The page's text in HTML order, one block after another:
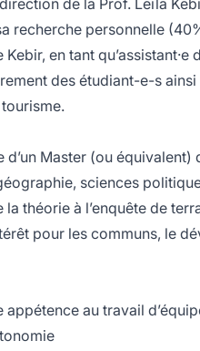
de la Prof. Leïla
recherche personnelle
en tant qu’assistant·e
des étudiant-e-s ainsi
d’un Master (ou
sciences
théorie à l’enquête de
pour les communs, le
au travail